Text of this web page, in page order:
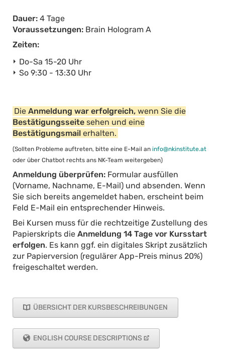
Dauer:4 Tage
Voraussetzungen: Brain Hologram A
Zeiten:
Do-Sa 15-20 Uhr
So 9:30 - 13:30 Uhr
Die Anmeldung war erfolgreich, wenn Sie die
Bestätigungsseite sehen und eine
Bestätigungsmail erhalten.
(Sollten Probleme auftreten, bitte eine E-Mail an info@nkinstitute.at
oder über Chatbot rechts ans NK-Team weitergeben)
Anmeldung überprüfen:Formular ausfüllen
(Vorname, Nachname, E-Mail) und absenden. Wenn
Sie sich bereits angemeldet haben, erscheint beim
Feld E-Mail ein entsprechender Hinweis.
Bei Kursen muss für die rechtzeitige Zustellung des
Papierskripts die Anmeldung 14 Tage vor Kursstart
erfolgen. Es kann ggf. ein digitales Skript zusätzlich
zur Papierversion (regulärer App-Preis minus 20%)
freigeschaltet werden.
ÜBERSICHT DER KURSBESCHREIBUNGEN
ENGLISH COURSE DESCRIPTIONS